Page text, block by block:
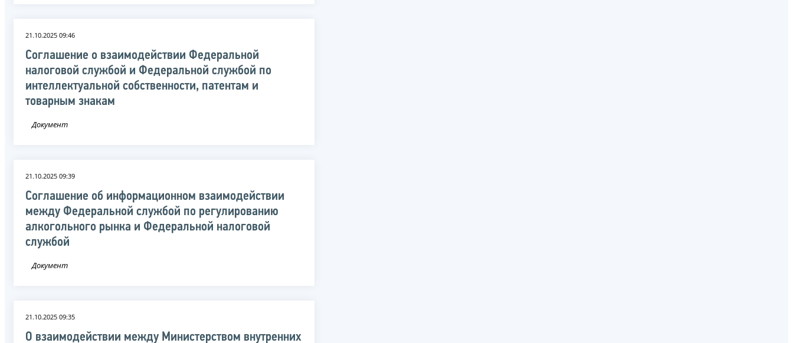
21.10.2025 09:46
Соглашение о взаимодействии Федеральной
налоговой службой и Федеральной службой по
интеллектуальной собственности, патентам и
товарным знакам
Документ
21.10.2025 09:39
Соглашение об информационном взаимодействии
между Федеральной службой по регулированию
алкогольного рынка и Федеральной налоговой
службой
Документ
21.10.2025 09:35
О взаимодействии между Министерством внутренних